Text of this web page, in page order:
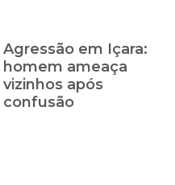
Agressão em Içara:
homem ameaça
vizinhos após
confusão